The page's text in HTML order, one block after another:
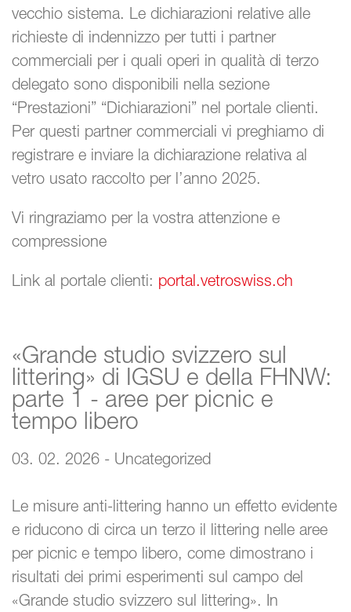
vecchio sistema. Le dichiarazioni relative alle
richieste di indennizzo per tutti i partner
commerciali per i quali operi in qualità di terzo
delegato sono disponibili nella sezione
“Prestazioni” “Dichiarazioni” nel portale clienti.
Per questi partner commerciali vi preghiamo di
registrare e inviare la dichiarazione relativa al
vetro usato raccolto per l’anno 2025.
Vi ringraziamo per la vostra attenzione e
compressione
Link al portale clienti: portal.vetroswiss.ch
«Grande studio svizzero sul
littering» di IGSU e della FHNW:
parte 1 - aree per picnic e
tempo libero
03. 02. 2026 - Uncategorized
Le misure anti-littering hanno un effetto evidente
e riducono di circa un terzo il littering nelle aree
per picnic e tempo libero, come dimostrano i
risultati dei primi esperimenti sul campo del
«Grande studio svizzero sul littering». In